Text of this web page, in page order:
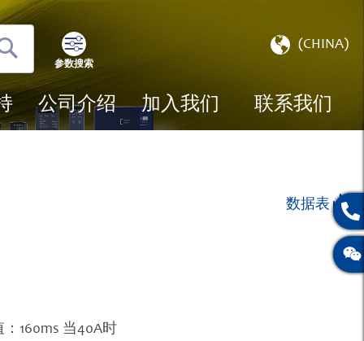
索
参数搜索
选
储
(CHINA)
公司介绍 加入我们 联系我们
160ms 当40A时
数据表